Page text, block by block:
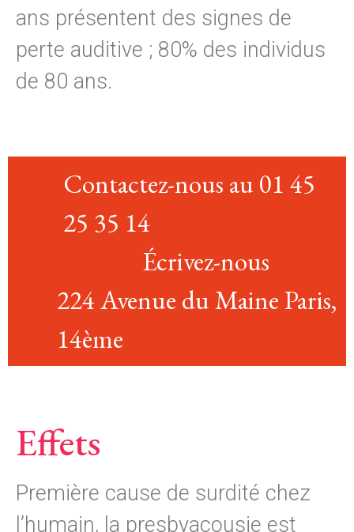
ans présentent des signes de
perte auditive ; 80% des individus
de 80 ans.
Contactez-nous au 01 45
25 35 14
Écrivez-nous
224 Avenue du Maine Paris,
14ème
Effets
Première cause de surdité chez
l’humain, la presbyacousie est